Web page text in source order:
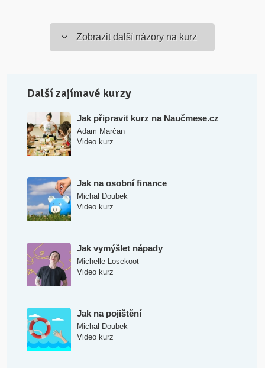
Zobrazit další názory na kurz
Další zajímavé kurzy
Jak připravit kurz na Naučmese.cz
Adam Marčan
Video kurz
Jak na osobní finance
Michal Doubek
Video kurz
Jak vymýšlet nápady
Michelle Losekoot
Video kurz
Jak na pojištění
Michal Doubek
Video kurz